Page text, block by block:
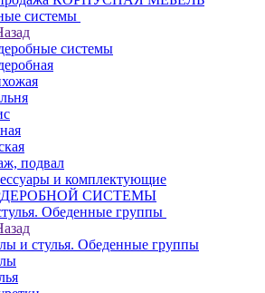
системы
системы
подвал
и комплектующие
СИСТЕМЫ
Обеденные группы
и стулья. Обеденные группы